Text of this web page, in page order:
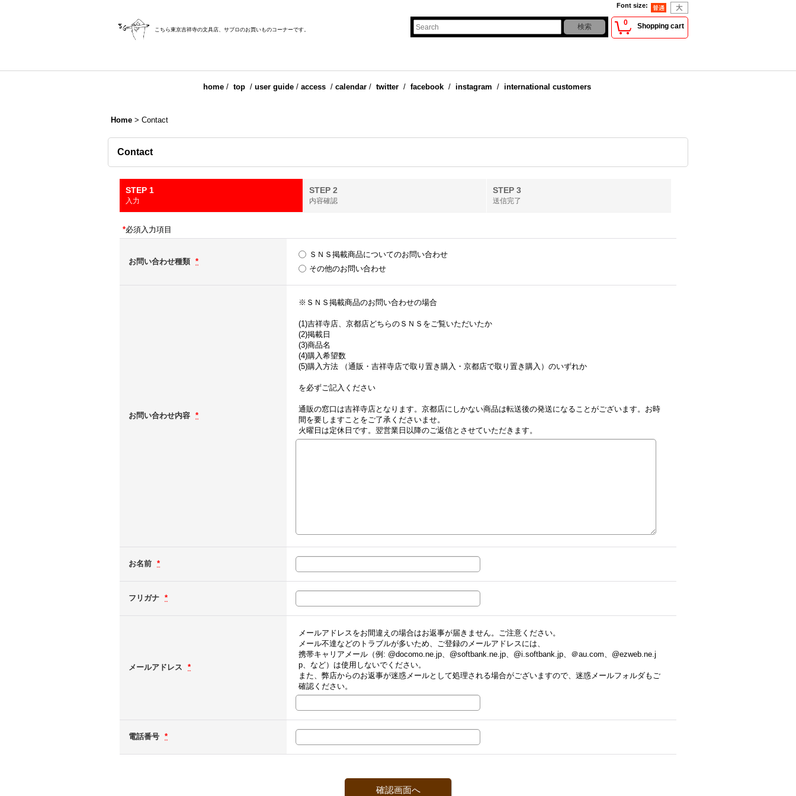
Font size:
こちら東京吉祥寺の文具店、サブロのお買いものコーナーです。
0 Shopping cart
home/ top/ user guide/ access/ calendar/ twitter/ facebook/ instagram / international customers
Home > Contact
Contact
STEP 1
入力
STEP 2
内容確認
STEP 3
送信完了
*必須入力項目
お問い合わせ種類 *
ＳＮＳ掲載商品についてのお問い合わせ
その他のお問い合わせ
お問い合わせ内容 *
※ＳＮＳ掲載商品のお問い合わせの場合
(1)吉祥寺店、京都店どちらのＳＮＳをご覧いただいたか
(2)掲載日
(3)商品名
(4)購入希望数
(5)購入方法 （通販・吉祥寺店で取り置き購入・京都店で取り置き購入）のいずれか
を必ずご記入ください
通販の窓口は吉祥寺店となります。京都店にしかない商品は転送後の発送になることがございます。お時
間を要しますことをご了承くださいませ。
火曜日は定休日です。翌営業日以降のご返信とさせていただきます。
お名前 *
フリガナ *
メールアドレス *
メールアドレスをお間違えの場合はお返事が届きません。ご注意ください。
メール不達などのトラブルが多いため、ご登録のメールアドレスには、
携帯キャリアメール（例: @docomo.ne.jp、@softbank.ne.jp、@i.softbank.jp、＠au.com、@ezweb.ne.j
p、など）は使用しないでください。
また、弊店からのお返事が迷惑メールとして処理される場合がございますので、迷惑メールフォルダもご
確認ください。
電話番号 *